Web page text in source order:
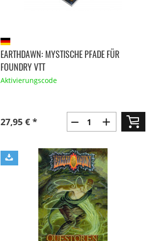
EARTHDAWN: MYSTISCHE PFADE FÜR
FOUNDRY VTT
Aktivierungscode
27,95 € *